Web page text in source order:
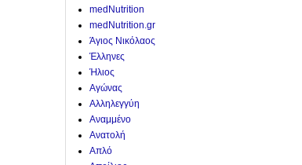
medNutrition
medNutrition.gr
Άγιος Νικόλαος
Έλληνες
Ήλιος
Αγώνας
Αλληλεγγύη
Αναμμένο
Ανατολή
Απλό